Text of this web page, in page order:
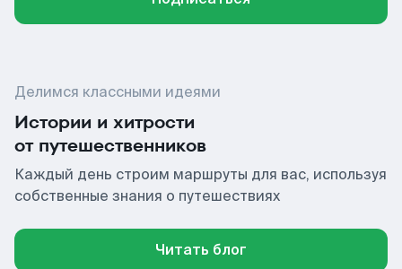
Делимся классными идеями
Истории и хитрости
от путешественников
Каждый день строим маршруты для вас, используя
собственные знания о путешествиях
Читать блог